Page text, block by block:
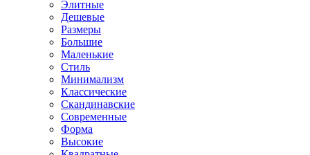
Элитные
Дешевые
Размеры
Большие
Маленькие
Стиль
Минимализм
Классические
Скандинавские
Современные
Форма
Высокие